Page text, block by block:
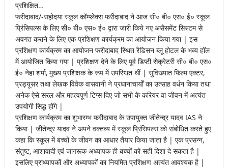
प्रशिक्षित…
फरीदाबाद/-सहोदया स्कूल कॉम्प्लेक्स फरीदाबाद ने आज सी० बी० एस० ई० स्कूल
प्रिंसिपल्स के लिए सी० बी० एस० ई० द्वारा जारी किये नए असैसमेंट सिस्टम से
अवगत कराने के लिए एक प्रशिक्षण कार्यक्रम का आयोजन किया गया | इस
प्रशिक्षण कार्यक्रम का आयोजन फरीदाबाद स्थित रैडिसन ब्लू होटल के भव्य हॉल
में आयोजित किया गया | प्रशिक्षण देने के लिए पूर्व डिप्टी सेक्रेटरी सी० बी० एस०
ई० नेहा शर्मा, मुख्य प्रशिक्षक के रूप में उपस्थित थीं | सुविख्यात फिल्म एक्टर,
प्रड्यूसर तथा लेखक विवेक वासवानी ने प्रधानाचार्यों का उत्साह वर्धन किया तथा
अनेक ऐसे सरल और महत्वपूर्ण टिप्स दिए जो सभी के करियर वा जीवन में अत्यंत
उपयोगी सिद्ध होंगे |
प्रशिक्षण कार्यक्रम का शुभारम्भ फरीदाबाद के उपायुक्त जीतेन्द्र यादव IAS ने
किया | जीतेन्द्र यादव ने अपने वक्तव्य में स्कूल प्रिंसिपल्स को संबोधित करते हुए
कहा कि स्कूल में बच्चों के जीवन का आधार तैयार किया जाता है | एक प्रसन्न,
संतुष्ट, आशावादी एवं जागरूक अध्यापक ही बच्चों को सही दिशा दे सकता है |
इसलिए प्राध्यापकों और अध्यापकों का नियमित प्रशिक्षण अत्यंत आवश्यक है |